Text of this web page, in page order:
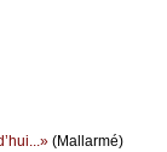
(Μаllаrmé)